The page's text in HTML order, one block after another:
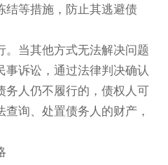
结等措施，防止其逃避债
。当其他方式无法解决问题
事诉讼，通过法律判决确认
务人仍不履行的，债权人可
询、处置债务人的财产，